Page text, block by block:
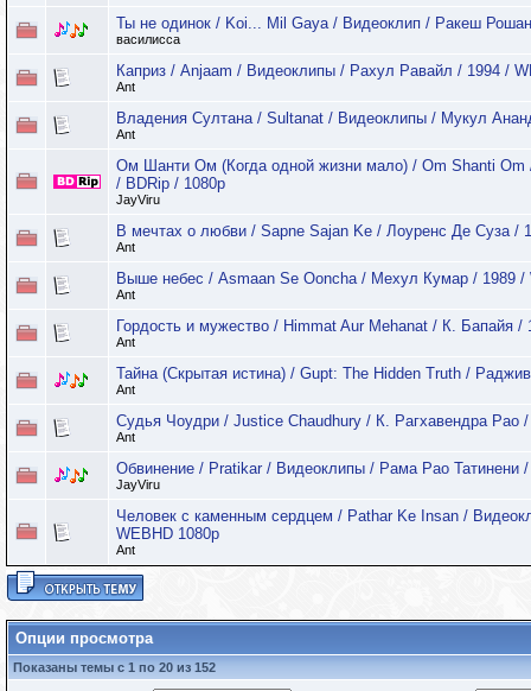
Ты не одинок / Koi... Mil Gaya / Видеоклип / Ракеш
василисса
Каприз / Anjaam / Видеоклипы / Рахул Равайл / 1994 /
Ant
Владения Султана / Sultanat / Видеоклипы / Мукул
Ant
Ом Шанти Ом (Когда одной жизни мало) / Om Shanti
/ BDRip / 1080p
JayViru
В мечтах о любви / Sapne Sajan Ke / Лоуренс Де Суза /
Ant
Выше небес / Asmaan Se Ooncha / Мехул Кумар / 1989 /
Ant
Гордость и мужество / Himmat Aur Mehanat / К. Бапайя /
Ant
Тайна (Скрытая истина) / Gupt: The Hidden Truth /
Ant
Судья Чоудри / Justice Chaudhury / К. Рагхавендра Рао
Ant
Обвинение / Pratikar / Видеоклипы / Рама Рао Татинени
JayViru
Человек с каменным сердцем / Pathar Ke Insan /
WEBHD 1080p
Ant
Опции просмотра
Показаны темы с 1 по 20 из 152